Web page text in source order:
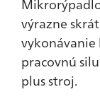
Mikrorýpadlo
výrazne
vykonávanie
pracovnú
plus stroj.